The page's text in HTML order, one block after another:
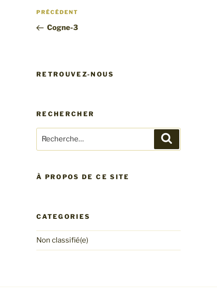
Navigation
l’article
Article
précédent
PRÉCÉDENT
Cogne-3
RETROUVEZ-NOUS
RECHERCHER
pour
À PROPOS DE CE SITE
CATEGORIES
Non classifié(e)